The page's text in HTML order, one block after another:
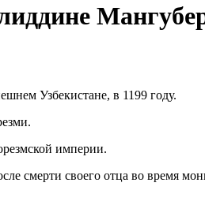
Узбекистане, в 1199 году.
империи.
смерти своего отца во время